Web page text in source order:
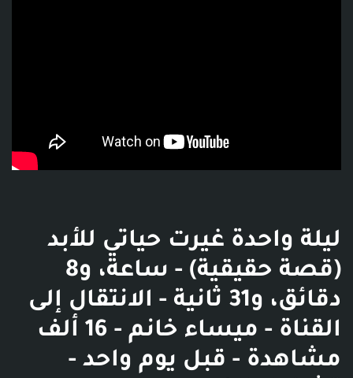
ليلة واحدة غيرت حياتي للأبد
(قصة حقيقية) - ساعة، و8
دقائق، و31 ثانية - الانتقال إلى
القناة - ميساء خانم - 16 ألف
مشاهدة - قبل يوم واحد -